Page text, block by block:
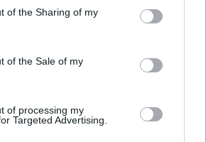
or usage behaviour. You may click to
to Google and its third-party tags to
specified purposes in below Google
of the Sharing of my
of the Sale of my
of processing my
Targeted Advertising.
είχαν πραγματοποιηθεί
Ιανουαρίου και από τότε
υπήρχαν μεταξύ της
της που φαίνεται να
χρονικό διάστημα. Με
του ζευγαριού να δηλώνει
στο «Βήμα» ότι «δεν μπορώ να